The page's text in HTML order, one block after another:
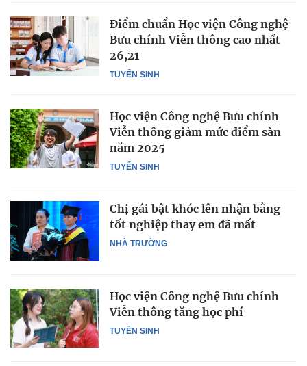
TUYỂN SINH
Điểm chuẩn Học viện Công nghệ
Bưu chính Viễn thông cao nhất
26,21
TUYỂN SINH
Học viện Công nghệ Bưu chính
Viễn thông giảm mức điểm sàn
năm 2025
NHÀ TRƯỜNG
Chị gái bật khóc lên nhận bằng
tốt nghiệp thay em đã mất
TUYỂN SINH
Học viện Công nghệ Bưu chính
Viễn thông tăng học phí